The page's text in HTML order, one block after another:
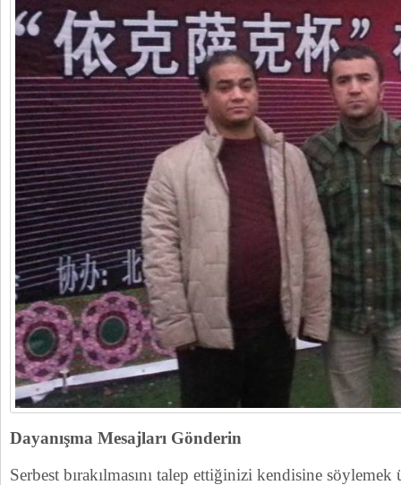
Dayanışma Mesajları Gönderin
Serbest bırakılmasını talep ettiğinizi kendisine